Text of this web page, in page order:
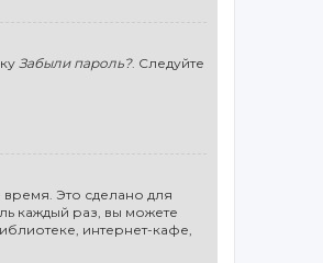
Забыли пароль?. Следуйте
Это сделано для
каждый раз, вы можете
интернет-кафе,